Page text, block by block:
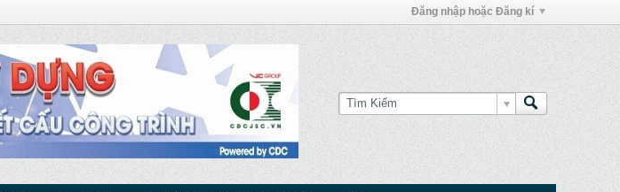
Đăng nhập hoặc Đăng kí